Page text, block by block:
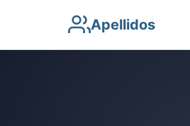
Apellidos